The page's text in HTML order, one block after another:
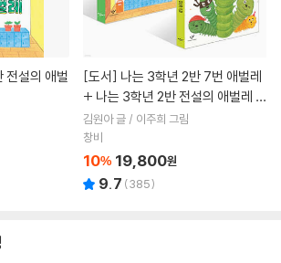
[도서]
+ 나는 3학년 2반 전설의 애벌레 세
트
김원아 글 / 이주희 그림
창비
10% 19,800원
9.7 (385)